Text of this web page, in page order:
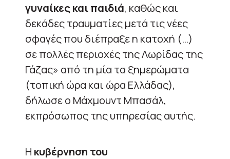
γυναίκες και παιδιά, καθώς και
δεκάδες τραυματίες μετά τις νέες
σφαγές που διέπραξε η κατοχή (…)
σε πολλές περιοχές της Λωρίδας της
Γάζας» από τη μία τα ξημερώματα
(τοπική ώρα και ώρα Ελλάδας),
δήλωσε ο Μάχμουντ Μπασάλ,
εκπρόσωπος της υπηρεσίας αυτής.
Η κυβέρνηση του